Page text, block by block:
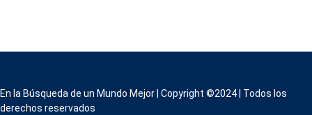
En la Búsqueda de un Mundo Mejor | Copyright ©2024 | Todos los
derechos reservados